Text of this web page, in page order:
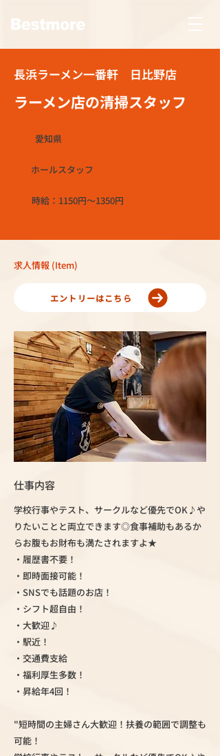
長浜ラーメン一番軒 日比野店
ラーメン店の清掃スタッフ
愛知県
ホールスタッフ
時給：1150円～1350円
求人情報 (Item)
エントリーはこちら
仕事内容
学校行事やテスト、サークルなど優先でOK♪や
りたいことと両立できます◎食事補助もあるか
らお腹もお財布も満たされますよ★
・履歴書不要！
・即時面接可能！
・SNSでも話題のお店！
・シフト超自由！
・大歓迎♪
・駅近！
・交通費支給
・福利厚生多数！
・昇給年4回！
"短時間の主婦さん大歓迎！扶養の範囲で調整も
可能！